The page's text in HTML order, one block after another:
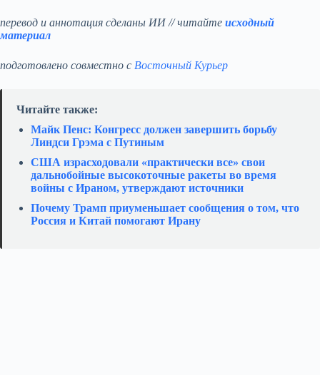
перевод и аннотация сделаны ИИ // читайте исходный
материал
подготовлено совместно с Восточный Курьер
Читайте также:
Майк Пенс: Конгресс должен завершить борьбу
Линдси Грэма с Путиным
США израсходовали «практически все» свои
дальнобойные высокоточные ракеты во время
войны с Ираном, утверждают источники
Почему Трамп приуменьшает сообщения о том, что
Россия и Китай помогают Ирану